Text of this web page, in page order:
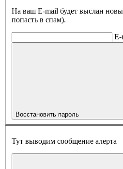
На ваш E-mail будет выслан
попасть в спам).
E-
Восстановить пароль
Тут выводим сообщение алерта